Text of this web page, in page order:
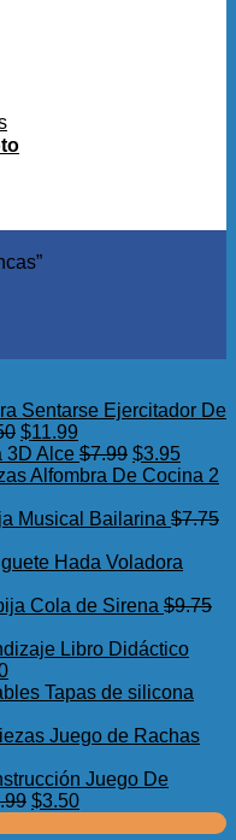
Ejercitador De
El
precio
original
$17.50.
$11.99
precio
actual
$11.99.
3D Alce $7.99 El
precio
era:
$3.95El
precio
es:
Alfombra De Cocina 2
Musical Bailarina $7.75
Hada Voladora
Cola de Sirena $9.75
Libro Didáctico
El
precio
es:
Tapas de silicona
Juego de Rachas
Juego De
El
$3.50El